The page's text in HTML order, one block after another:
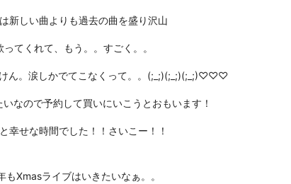
新しい曲よりも過去の曲を盛り沢山
ってくれて、もう。。すごく。。
ん。涙しかでてこなくって。。(;_;)(;_;)(;_;)♡♡♡
なので予約して買いにいこうとおもいます！
幸せな時間でした！！さいこー！！
もXmasライブはいきたいなぁ。。